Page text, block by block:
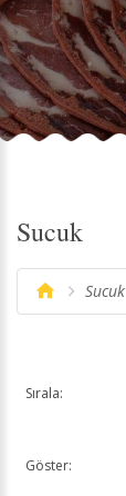
Sucuk
Sucuk
Sırala:
Göster: